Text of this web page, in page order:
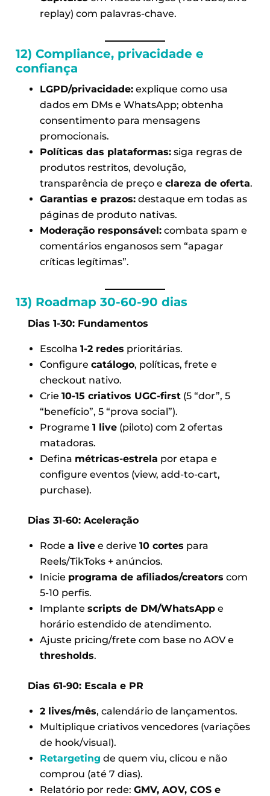
replay) com palavras-chave.
12) Compliance, privacidade e
confiança
LGPD/privacidade:explique como usa
dados em DMs e WhatsApp; obtenha
consentimento para mensagens
promocionais.
Políticas das plataformas:siga regras de
produtos restritos, devolução,
transparência de preço e clareza de oferta.
Garantias e prazos:destaque em todas as
páginas de produto nativas.
Moderação responsável:combata spam e
comentários enganosos sem “apagar
críticas legítimas”.
13) Roadmap 30-60-90 dias
Dias 1-30: Fundamentos
Escolha 1-2 redes prioritárias.
Configure catálogo, políticas, frete e
checkout nativo.
Crie 10-15 criativos UGC-first(5 “dor”, 5
“benefício”, 5 “prova social”).
Programe 1 live(piloto) com 2 ofertas
matadoras.
Defina métricas-estrela por etapa e
configure eventos (view, add-to-cart,
purchase).
Dias 31-60: Aceleração
Rode a livee derive 10 cortes para
Reels/TikToks + anúncios.
Inicie programa de afiliados/creators com
5-10 perfis.
Implante scripts de DM/WhatsAppe
horário estendido de atendimento.
Ajuste pricing/frete com base no AOV e
thresholds.
Dias 61-90: Escala e PR
2 lives/mês, calendário de lançamentos.
Multiplique criativos vencedores (variações
de hook/visual).
Retargeting de quem viu, clicou e não
comprou (até 7 dias).
Relatório por rede: GMV, AOV, COS e